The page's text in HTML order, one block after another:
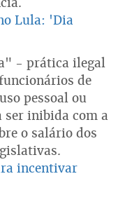
Lula: 'Dia
- prática ilegal
de
pessoal ou
inibida com a
o salário dos
incentivar